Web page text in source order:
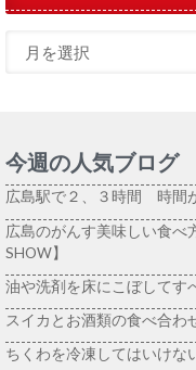
今週の人気ブログ
広島駅で２、３時間 時間
広島のがんす美味しい食べ
SHOW】
油や洗剤を床にこぼしてす
スイカとお酒類の食べ合わ
ちくわを冷凍してはいけな